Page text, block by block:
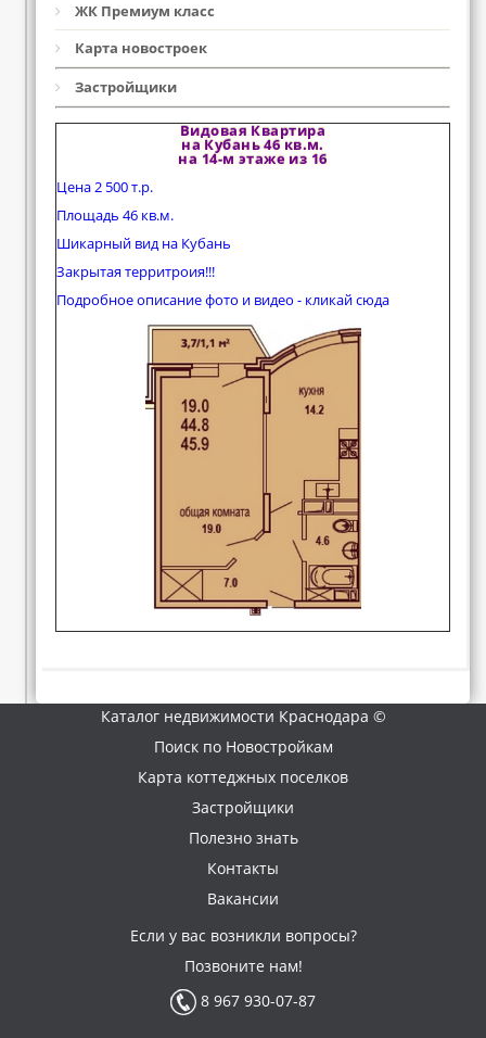
ЖК Премиум класс
Карта новостроек
Застройщики
Видовая Квартира
на Кубань 46 кв.м.
на 14-м этаже из 16
Цена 2 500 т.р.
Площадь 46 кв.м.
Шикарный вид на Кубань
Закрытая территроия!!!
Подробное описание фото и видео - кликай сюда
Каталог недвижимости Краснодара ©
Поиск по Новостройкам
Карта коттеджных поселков
Застройщики
Полезно знать
Контакты
Вакансии
Если у вас возникли вопросы?
Позвоните нам!
8 967 930-07-87